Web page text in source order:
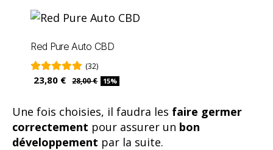
Red Pure Auto CBD
(32)
23,80 € 28,00 € 15%
Une fois choisies, il faudra les faire germer
correctement pour assurer un bon
développement par la suite.